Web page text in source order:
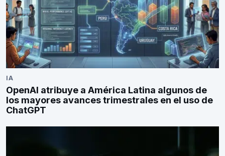
IA
OpenAI atribuye a América Latina algunos de
los mayores avances trimestrales en el uso de
ChatGPT